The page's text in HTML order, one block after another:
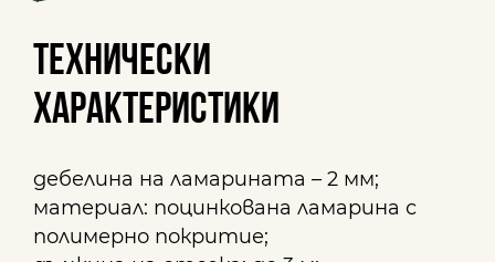
Технически
характеристики
дебелина на ламарината – 2 мм;
материал: поцинкована ламарина с
полимерно покритие;